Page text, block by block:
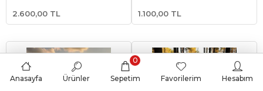
2.600,00 TL 1.100,00 TL
Anasayfa Ürünler Sepetim
0
Favorilerim Hesabım